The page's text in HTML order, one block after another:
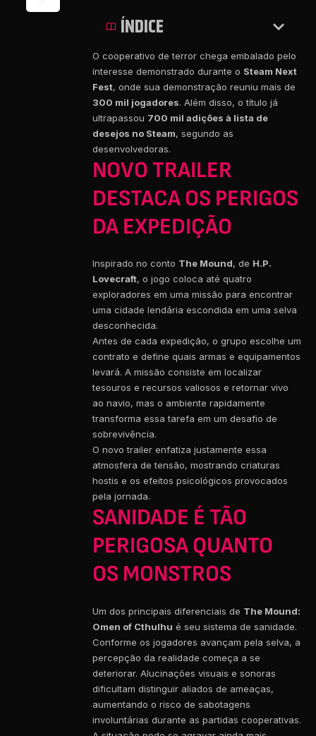
ÍNDICE
O cooperativo de terror chega embalado pelo
interesse demonstrado durante o Steam Next
Fest, onde sua demonstração reuniu mais de
300 mil jogadores. Além disso, o título já
ultrapassou 700 mil adições à lista de
desejos no Steam, segundo as
desenvolvedoras.
NOVO TRAILER
DESTACA OS PERIGOS
DA EXPEDIÇÃO
Inspirado no conto The Mound, de H.P.
Lovecraft, o jogo coloca até quatro
exploradores em uma missão para encontrar
uma cidade lendária escondida em uma selva
desconhecida.
Antes de cada expedição, o grupo escolhe um
contrato e define quais armas e equipamentos
levará. A missão consiste em localizar
tesouros e recursos valiosos e retornar vivo
ao navio, mas o ambiente rapidamente
transforma essa tarefa em um desafio de
sobrevivência.
O novo trailer enfatiza justamente essa
atmosfera de tensão, mostrando criaturas
hostis e os efeitos psicológicos provocados
pela jornada.
SANIDADE É TÃO
PERIGOSA QUANTO
OS MONSTROS
Um dos principais diferenciais de The Mound:
Omen of Cthulhu é seu sistema de sanidade.
Conforme os jogadores avançam pela selva, a
percepção da realidade começa a se
deteriorar. Alucinações visuais e sonoras
dificultam distinguir aliados de ameaças,
aumentando o risco de sabotagens
involuntárias durante as partidas cooperativas.